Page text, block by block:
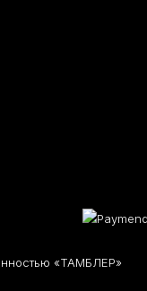
«ТАМБЛЕР»